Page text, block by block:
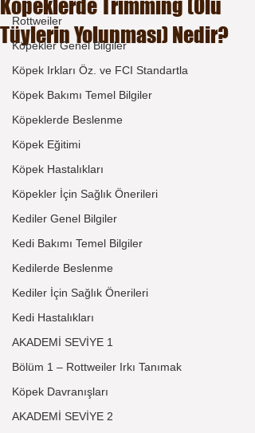
Rottweiler
Köpekler Genel Bilgiler
Köpek Irkları Öz. ve FCI Standartla
Köpek Bakımı Temel Bilgiler
Köpeklerde Beslenme
Köpek Eğitimi
Köpek Hastalıkları
Köpekler İçin Sağlık Önerileri
Kediler Genel Bilgiler
Kedi Bakımı Temel Bilgiler
Kedilerde Beslenme
Kediler İçin Sağlık Önerileri
Kedi Hastalıkları
AKADEMİ SEVİYE 1
Bölüm 1 – Rottweiler Irkı Tanımak
Köpek Davranışları
AKADEMİ SEVİYE 2
Köpeklerde Trimming (Ölü
Tüylerin Yolunması) Nedir?